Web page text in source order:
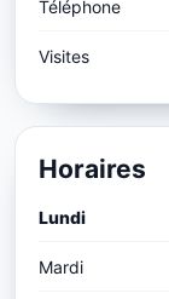
Téléphone
Visites
Horaires
Lundi
Mardi